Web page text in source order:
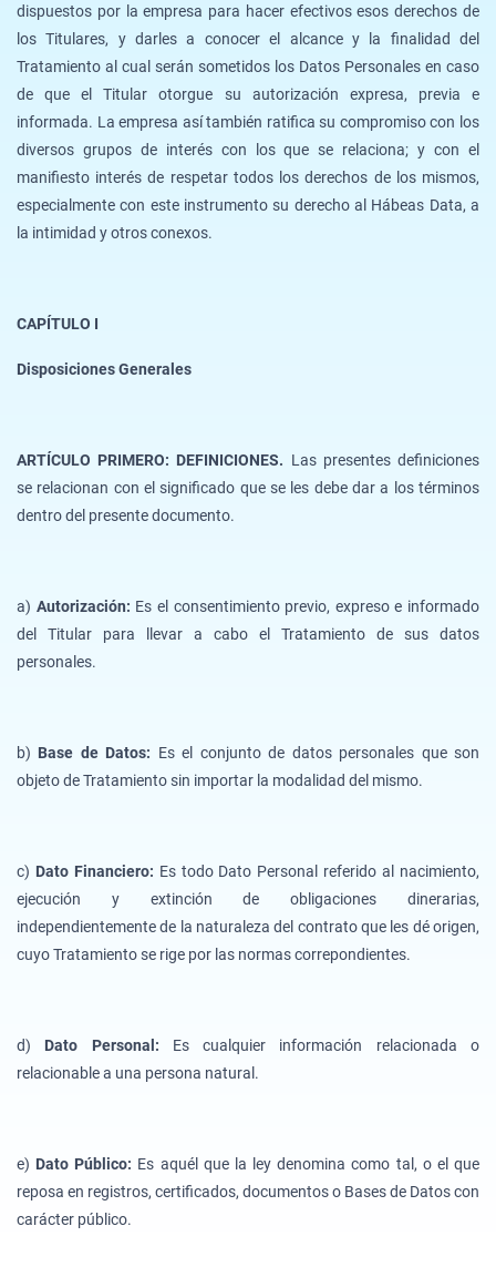
dispuestos por la empresa para hacer efectivos esos derechos de
los Titulares, y darles a conocer el alcance y la finalidad del
Tratamiento al cual serán sometidos los Datos Personales en caso
de que el Titular otorgue su autorización expresa, previa e
informada. La empresa así también ratifica su compromiso con los
diversos grupos de interés con los que se relaciona; y con el
manifiesto interés de respetar todos los derechos de los mismos,
especialmente con este instrumento su derecho al Hábeas Data, a
la intimidad y otros conexos.
CAPÍTULO I
Disposiciones Generales
ARTÍCULO PRIMERO: DEFINICIONES. Las presentes definiciones
se relacionan con el significado que se les debe dar a los términos
dentro del presente documento.
a) Autorización: Es el consentimiento previo, expreso e informado
del Titular para llevar a cabo el Tratamiento de sus datos
personales.
b) Base de Datos: Es el conjunto de datos personales que son
objeto de Tratamiento sin importar la modalidad del mismo.
c) Dato Financiero: Es todo Dato Personal referido al nacimiento,
ejecución y extinción de obligaciones dinerarias,
independientemente de la naturaleza del contrato que les dé origen,
cuyo Tratamiento se rige por las normas correpondientes.
d) Dato Personal: Es cualquier información relacionada o
relacionable a una persona natural.
e) Dato Público: Es aquél que la ley denomina como tal, o el que
reposa en registros, certificados, documentos o Bases de Datos con
carácter público.